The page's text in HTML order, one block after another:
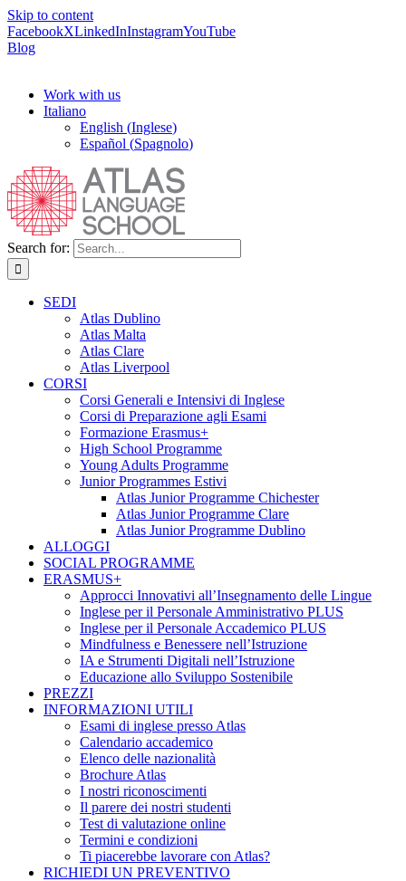
Skip to content
FacebookXLinkedInInstagramYouTube
Blog
Work with us
Italiano
English (Inglese)
Español (Spagnolo)
Search for:
SEDI
Atlas Dublino
Atlas Malta
Atlas Clare
Atlas Liverpool
CORSI
Corsi Generali e Intensivi di Inglese
Corsi di Preparazione agli Esami
Formazione Erasmus+
High School Programme
Young Adults Programme
Junior Programmes Estivi
Atlas Junior Programme Chichester
Atlas Junior Programme Clare
Atlas Junior Programme Dublino
ALLOGGI
SOCIAL PROGRAMME
ERASMUS+
Approcci Innovativi all’Insegnamento delle Lingue
Inglese per il Personale Amministrativo PLUS
Inglese per il Personale Accademico PLUS
Mindfulness e Benessere nell’Istruzione
IA e Strumenti Digitali nell’Istruzione
Educazione allo Sviluppo Sostenibile
PREZZI
INFORMAZIONI UTILI
Esami di inglese presso Atlas
Calendario accademico
Elenco delle nazionalità
Brochure Atlas
I nostri riconoscimenti
Il parere dei nostri studenti
Test di valutazione online
Termini e condizioni
Ti piacerebbe lavorare con Atlas?
RICHIEDI UN PREVENTIVO